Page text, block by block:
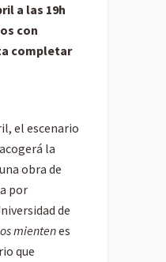
a las 19h
con
completar
el escenario
la
obra de
por
de
mientenes
que